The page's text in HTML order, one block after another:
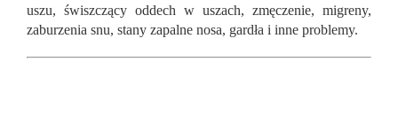
uszu, świszczący oddech w uszach, zmęczenie, migreny,
zaburzenia snu, stany zapalne nosa, gardła i inne problemy.